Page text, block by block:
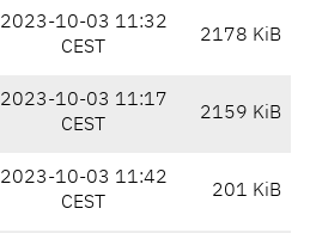
2023-10-03 11:32
CEST
2178 KiB
2023-10-03 11:17
CEST
2159 KiB
2023-10-03 11:42
CEST
201 KiB